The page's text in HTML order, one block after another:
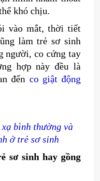
khó chịu.
vào mắt, thời tiết
làm trẻ sơ sinh
người, co cứng tay
hợp này đều là
đến co giật động
bình thường và
ở trẻ sơ sinh
sơ sinh hay gồng